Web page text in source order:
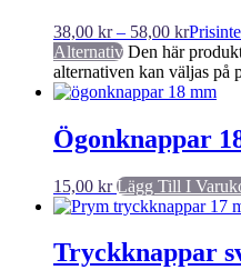
38,00 kr – 58,00 kr
Alternativ Den här
alternativen kan väljas på
Ögonknappar
15,00 kr Lägg Till I
Tryckknappar